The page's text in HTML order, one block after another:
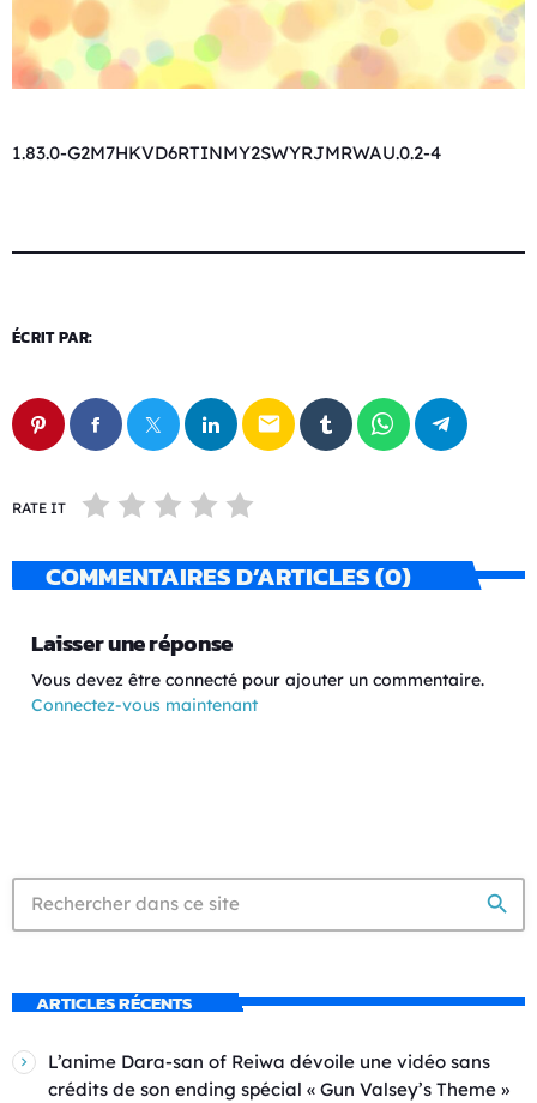
1.83.0-G2M7HKVD6RTINMY2SWYRJMRWAU.0.2-4
ÉCRIT PAR:
email
RATE IT
COMMENTAIRES D’ARTICLES (0)
Laisser une réponse
Vous devez être connecté pour ajouter un commentaire.
Connectez-vous maintenant
search
ARTICLES RÉCENTS
L’anime Dara-san of Reiwa dévoile une vidéo sans
crédits de son ending spécial « Gun Valsey’s Theme »